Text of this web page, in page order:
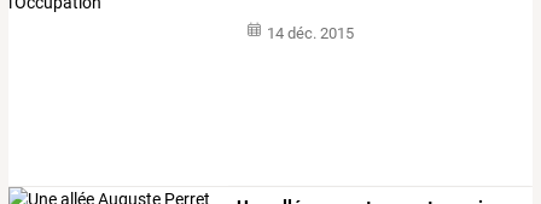
14 déc. 2015